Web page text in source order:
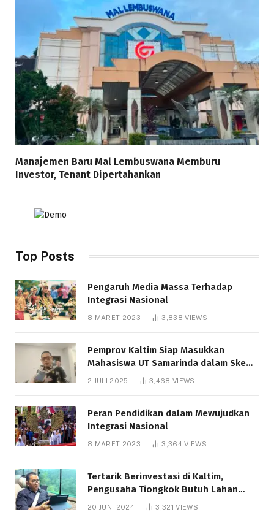
Manajemen Baru Mal Lembuswana Memburu
Investor, Tenant Dipertahankan
Top Posts
Pengaruh Media Massa Terhadap
Integrasi Nasional
8 MARET 2023 3,838VIEWS
Pemprov Kaltim Siap Masukkan
Mahasiswa UT Samarinda dalam Skema
Bantuan Pendidikan Gratispol
2 JULI 2025 3,468 VIEWS
Peran Pendidikan dalam Mewujudkan
Integrasi Nasional
8 MARET 2023 3,364VIEWS
Tertarik Berinvestasi di Kaltim,
Pengusaha Tiongkok Butuh Lahan
1.000 Hektare
20 JUNI 2024 3,321VIEWS